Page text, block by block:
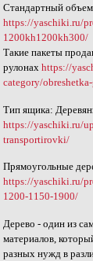
Стандартный
https://yaschiki.ru/
1200kh1200kh300/
Такие пакеты
рулонах https://
category/
Тип ящика:
https://yaschiki.ru/
transportirovki/
Прямоугольные
https://yaschiki.ru/
1200-1150-1900/
Дерево - один из
материалов,
разных нужд в